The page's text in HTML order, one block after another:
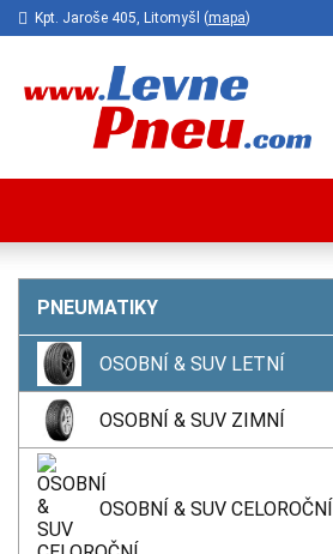
Kpt. Jaroše 405, Litomyšl (mapa)
PNEUMATIKY
OSOBNÍ & SUV LETNÍ
OSOBNÍ & SUV ZIMNÍ
OSOBNÍ & SUV CELOROČNÍ